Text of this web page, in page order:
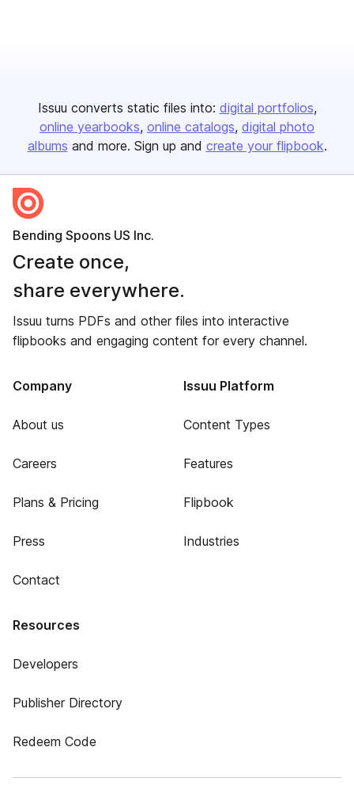
Issuu converts static files into: digital portfolios
online yearbooks online catalogs digital photo
albums and more. Sign up and create your flipbook.
Bending Spoons US Inc.
Create once,
share everywhere.
Issuu turns PDFs and other files into interactive
flipbooks and engaging content for every channel.
Company
About us
Careers
Plans & Pricing
Press
Contact
Issuu Platform
Content Types
Features
Flipbook
Industries
Resources
Developers
Publisher Directory
Redeem Code